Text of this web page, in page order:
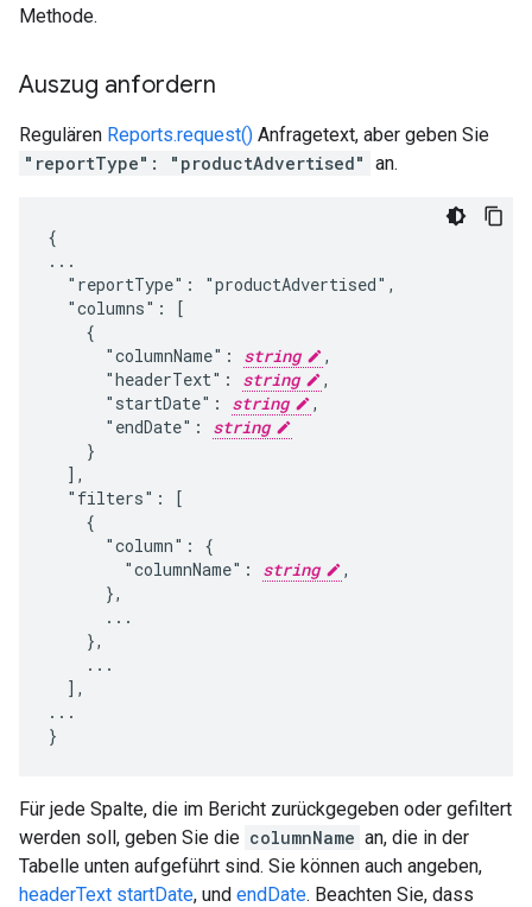
Methode.
Auszug anfordern
Regulären Reports.request() Anfragetext, aber geben Sie
"reportType": "productAdvertised" an.
{
...
  "reportType": "productAdvertised",
  "columns": [
    {
      "columnName":
string
,
      "headerText":
string
,
      "startDate":
string
,
      "endDate":
string
    }
  ],
  "filters": [
    {
      "column": {
        "columnName":
string
,
      },
      ...
    },
    ...
  ],
...
}
Für jede Spalte, die im Bericht zurückgegeben oder gefiltert
werden soll, geben Sie die columnName an, die in der
Tabelle unten aufgeführt sind. Sie können auch angeben,
headerText startDate, und endDate. Beachten Sie, dass